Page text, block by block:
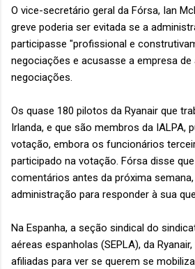
O vice-secretário geral da Fórsa, Ian
greve poderia ser evitada se a
participasse "profissional e
negociações e acusasse a empresa
negociações.
Os quase 180 pilotos da Ryanair que
Irlanda, e que são membros da IALPA,
votação, embora os funcionários
participado na votação. Fórsa disse
comentários antes da próxima
administração para responder à sua
Na Espanha, a seção sindical do
aéreas espanholas (SEPLA), da
afiliadas para ver se querem se